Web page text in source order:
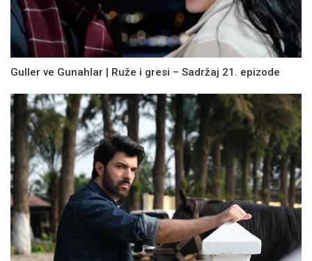
Guller ve Gunahlar | Ruže i gresi – Sadržaj 21. epizode